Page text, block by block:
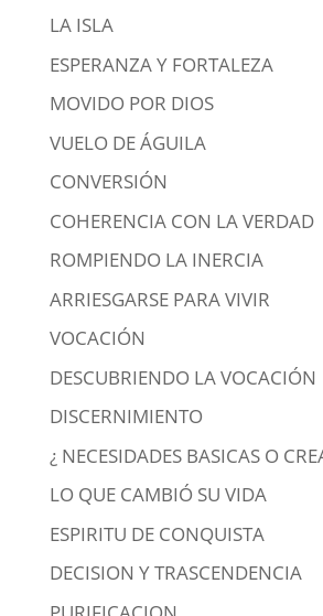
LA ISLA
ESPERANZA Y FORTALEZA
MOVIDO POR DIOS
VUELO DE ÁGUILA
CONVERSIÓN
COHERENCIA CON LA VERDAD
ROMPIENDO LA INERCIA
ARRIESGARSE PARA VIVIR
VOCACIÓN
DESCUBRIENDO LA VOCACIÓN
DISCERNIMIENTO
¿ NECESIDADES BASICAS O
LO QUE CAMBIÓ SU VIDA
ESPIRITU DE CONQUISTA
DECISION Y TRASCENDENCIA